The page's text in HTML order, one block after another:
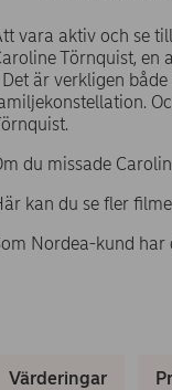
vara aktiv och se
Törnquist, en
är verkligen
du missade
kan du se fler
Nordea-kund
Värderingar